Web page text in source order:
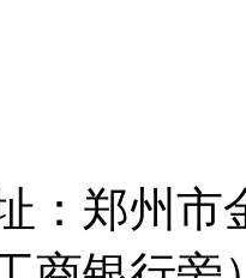
：郑州市